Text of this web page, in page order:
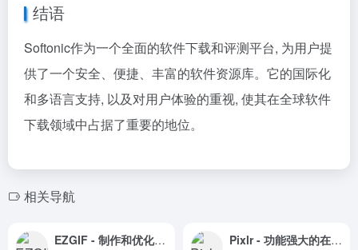
结语
Softonic作为一个全面的软件下载和评测平台, 为用户提
供了一个安全、便捷、丰富的软件资源库。它的国际化
和多语言支持, 以及对用户体验的重视, 使其在全球软件
下载领域中占据了重要的地位。
相关导航
EZGIF - 制作和优化APNG格式图片的在线工具 Pixlr - 功能强大的在线图片编辑工具